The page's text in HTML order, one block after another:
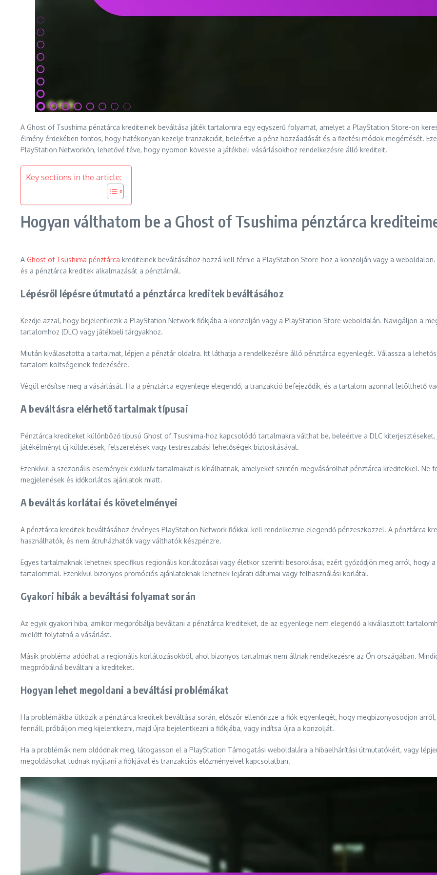
A Ghost of Tsushima pénztárca krediteinek beváltása játék tartalomra egy egyszerű folyamat, amelyet a PlayStation Store-on
élmény érdekében fontos, hogy hatékonyan kezelje tranzakcióit, beleértve a pénz hozzáadását és a fizetési módok megértését.
PlayStation Networkön, lehetővé téve, hogy nyomon kövesse a játékbeli vásárlásokhoz rendelkezésre álló krediteit.
Key sections in the article:
Hogyan válthatom be a Ghost of Tsushima pénztárca
A Ghost of Tsushima pénztárca krediteinek beváltásához hozzá kell férnie a PlayStation Store-hoz a konzolján vagy a
és a pénztárca kreditek alkalmazását a pénztárnál.
Lépésről lépésre útmutató a pénztárca kreditek beváltásához
Kezdje azzal, hogy bejelentkezik a PlayStation Network fiókjába a konzolján vagy a PlayStation Store weboldalán. Navigáljon a
tartalomhoz (DLC) vagy játékbeli tárgyakhoz.
Miután kiválasztotta a tartalmat, lépjen a pénztár oldalra. Itt láthatja a rendelkezésre álló pénztárca egyenlegét. Válassza a
tartalom költségeinek fedezésére.
Végül erősítse meg a vásárlását. Ha a pénztárca egyenlege elegendő, a tranzakció befejeződik, és a tartalom azonnal letölthető
A beváltásra elérhető tartalmak típusai
Pénztárca krediteket különböző típusú Ghost of Tsushima-hoz kapcsolódó tartalmakra válthat be, beleértve a DLC
játékélményt új küldetések, felszerelések vagy testreszabási lehetőségek biztosításával.
Ezenkívül a szezonális események exkluzív tartalmakat is kínálhatnak, amelyeket szintén megvásárolhat pénztárca kreditekkel.
megjelenések és időkorlátos ajánlatok miatt.
A beváltás korlátai és követelményei
A pénztárca kreditek beváltásához érvényes PlayStation Network fiókkal kell rendelkeznie elegendő pénzeszközzel. A pénztárca
használhatók, és nem átruházhatók vagy válthatók készpénzre.
Egyes tartalmaknak lehetnek specifikus regionális korlátozásai vagy életkor szerinti besorolásai, ezért győződjön meg arról, hogy
tartalommal. Ezenkívül bizonyos promóciós ajánlatoknak lehetnek lejárati dátumai vagy felhasználási korlátai.
Gyakori hibák a beváltási folyamat során
Az egyik gyakori hiba, amikor megpróbálja beváltani a pénztárca krediteket, de az egyenlege nem elegendő a kiválasztott
mielőtt folytatná a vásárlást.
Másik probléma adódhat a regionális korlátozásokból, ahol bizonyos tartalmak nem állnak rendelkezésre az Ön országában.
megpróbálná beváltani a krediteket.
Hogyan lehet megoldani a beváltási problémákat
Ha problémákba ütközik a pénztárca kreditek beváltása során, először ellenőrizze a fiók egyenlegét, hogy megbizonyosodjon
fennáll, próbáljon meg kijelentkezni, majd újra bejelentkezni a fiókjába, vagy indítsa újra a konzolját.
Ha a problémák nem oldódnak meg, látogasson el a PlayStation Támogatási weboldalára a hibaelhárítási útmutatókért, vagy
megoldásokat tudnak nyújtani a fiókjával és tranzakciós előzményeivel kapcsolatban.